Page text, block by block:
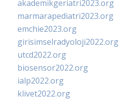
akademikgeriatri2023.org
marmarapediatri2023.org
emchie2023.org
girisimselradyoloji2022.org
utcd2022.org
biosensor2022.org
ialp2022.org
klivet2022.org